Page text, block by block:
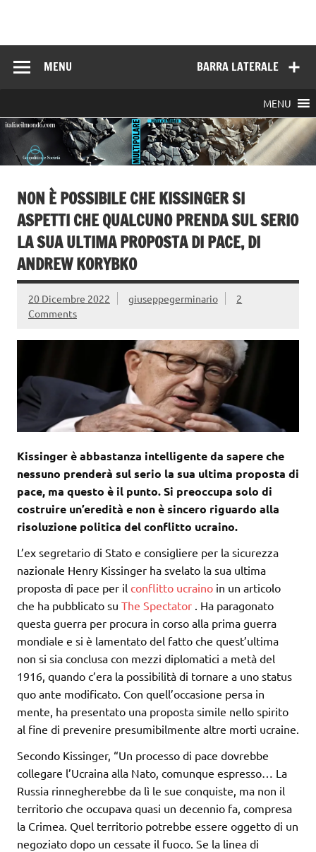
BARRA LATERALE
MENU
MENU
NON È POSSIBILE CHE KISSINGER SI
ASPETTI CHE QUALCUNO PRENDA SUL SERIO
LA SUA ULTIMA PROPOSTA DI PACE, DI
ANDREW KORYBKO
20 Dicembre 2022 giuseppegerminario
2
Comments
Kissinger è abbastanza intelligente da sapere che
nessuno prenderà sul serio la sua ultima proposta di
pace, ma questo è il punto. Si preoccupa solo di
costruire un’eredità e non è sincero riguardo alla
risoluzione politica del conflitto ucraino.
L’ex segretario di Stato e consigliere per la sicurezza
nazionale Henry Kissinger ha svelato la sua ultima
proposta di pace per il conflitto ucraino in un articolo
che ha pubblicato su The Spectator . Ha paragonato
questa guerra per procura in corso alla prima guerra
mondiale e si è lamentato del fatto che quest’ultima
non si sia conclusa con mezzi diplomatici a metà del
1916, quando c’era la possibilità di tornare a uno status
quo ante modificato. Con quell’occasione persa in
mente, ha presentato una proposta simile nello spirito
al fine di prevenire presumibilmente altre morti ucraine.
Secondo Kissinger, “Un processo di pace dovrebbe
collegare l’Ucraina alla Nato, comunque espresso… La
Russia rinnegherebbe da lì le sue conquiste, ma non il
territorio che occupava quasi un decennio fa, compresa
la Crimea. Quel territorio potrebbe essere oggetto di un
negoziato dopo un cessate il fuoco. Se la linea di